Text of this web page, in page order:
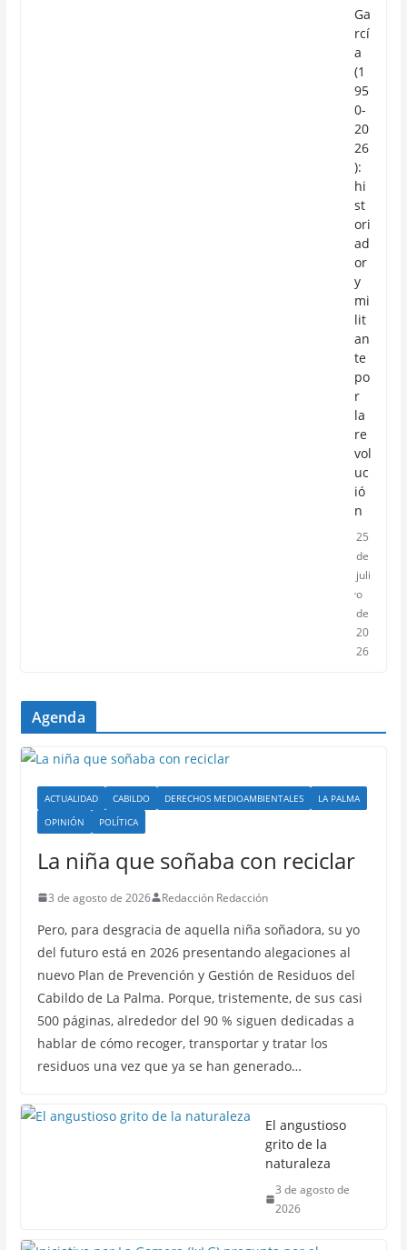
Ga
rcí
a
(1
95
0-
20
26
):
hi
st
ori
ad
or
y
mi
lit
an
te
po
r
la
re
vol
uc
ió
n
25
de
juli
o
de
20
26
Agenda
ACTUALIDAD CABILDO DERECHOS MEDIOAMBIENTALES
LA PALMA
OPINIÓN
POLÍTICA
La niña que soñaba con reciclar
3 de agosto de 2026 Redacción Redacción
Pero, para desgracia de aquella niña soñadora, su yo
del futuro está en 2026 presentando alegaciones al
nuevo Plan de Prevención y Gestión de Residuos del
Cabildo de La Palma. Porque, tristemente, de sus casi
500 páginas, alrededor del 90 % siguen dedicadas a
hablar de cómo recoger, transportar y tratar los
residuos una vez que ya se han generado…
El angustioso
grito de la
naturaleza
3 de agosto de
2026